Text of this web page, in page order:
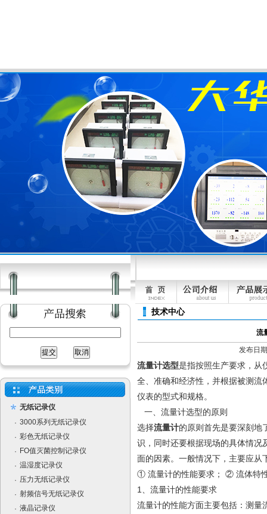
无纸记录仪
· 3000系列无纸记录仪
· 彩色无纸记录仪
· FO值灭菌控制记录仪
· 温湿度记录仪
· 压力无纸记录仪
· 射频信号无纸记录仪
· 液晶记录仪
技术中心
流
发布日
流量计选型是指按照生产要求，从
全、准确和经济性，并根据被测流
仪表的型式和规格。
一、流量计选型的原则
选择流量计的原则首先是要深刻地
识，同时还要根据现场的具体情况
面的因素。一般情况下，主要应
① 流量计的性能要求； ② 流体特
1、流量计的性能要求
流量计的性能方面主要包括：测量